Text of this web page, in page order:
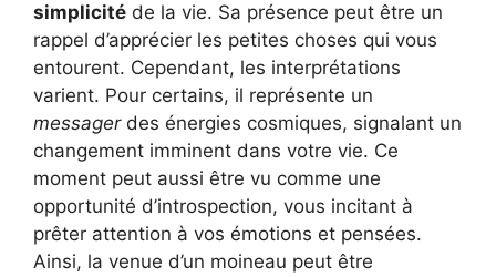
simplicité de la vie. Sa présence peut être un
rappel d’apprécier les petites choses qui vous
entourent. Cependant, les interprétations
varient. Pour certains, il représente un
messagerdes énergies cosmiques, signalant un
changement imminent dans votre vie. Ce
moment peut aussi être vu comme une
opportunité d’introspection, vous incitant à
prêter attention à vos émotions et pensées.
Ainsi, la venue d’un moineau peut être